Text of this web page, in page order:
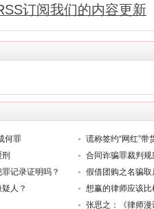
订阅我们的内容更新
何罪
记录证明吗？
人？
想赢的律师应该
张思之：《律师漫